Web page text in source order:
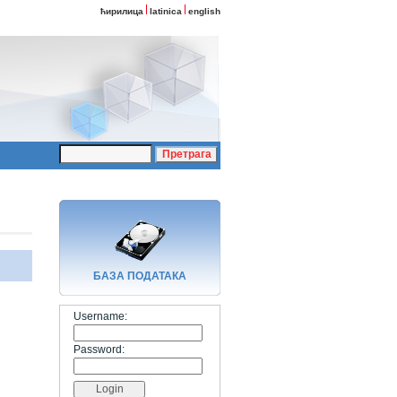
ћирилица latinica english
БАЗA ПОДАТАКА
Username:
Password: